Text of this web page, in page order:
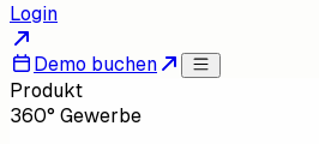
Login
Demo buchen
Produkt
360° Gewerbe